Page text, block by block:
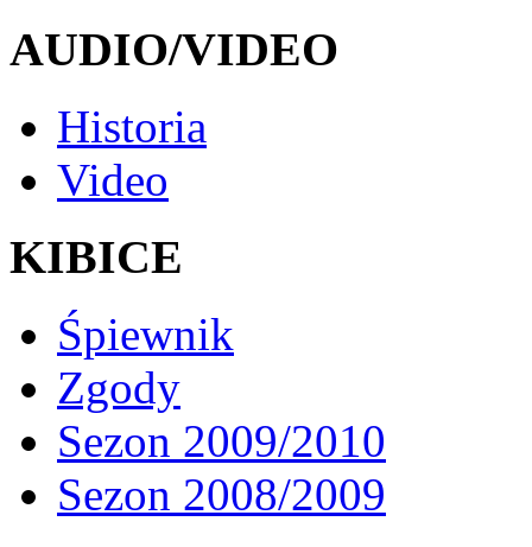
AUDIO/VIDEO
Historia
Video
KIBICE
Śpiewnik
Zgody
Sezon 2009/2010
Sezon 2008/2009